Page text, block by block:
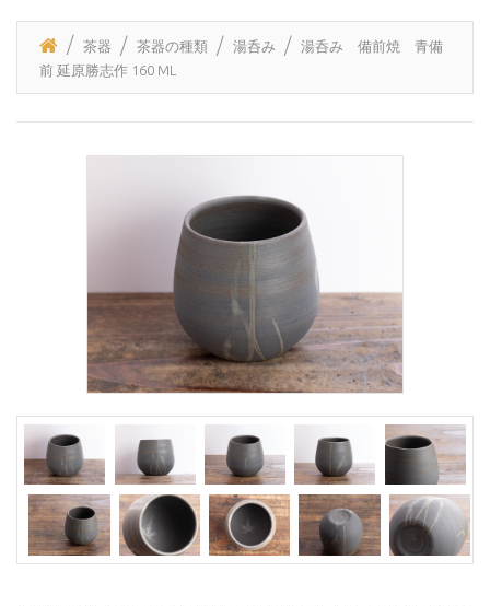
茶器 茶器の種類 湯呑み
湯呑み 備前焼 青備
前 延原勝志作 160 ML